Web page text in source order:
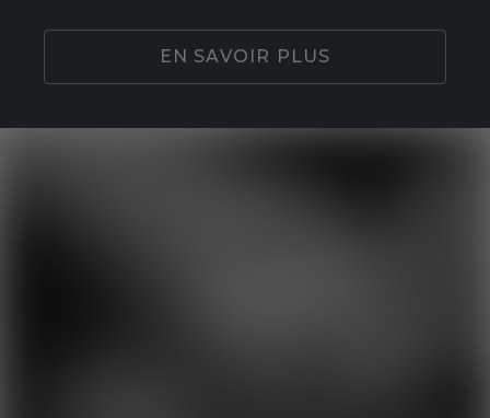
EN SAVOIR PLUS